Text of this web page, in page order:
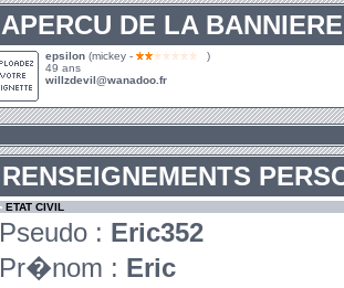
APERCU DE LA
epsilon (mickey -
)
49 ans
willzdevil@wanadoo.fr
RENSEIGNEMENTS
ETAT CIVIL
Pseudo : Eric352
Pr�nom : Eric